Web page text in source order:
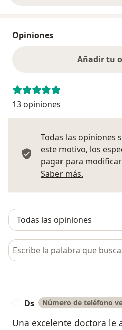
Opiniones
Añadir tu
13 opiniones
Todas las opiniones
este motivo, los
pagar para
Saber más.
Busca en opiniones
Ds Número de teléfono
Una excelente doctora le